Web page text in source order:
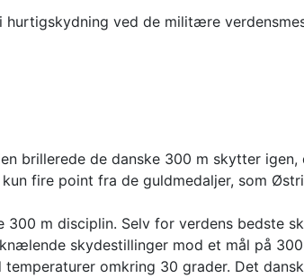
ved de militære
brillerede de danske 300 m skytter
fire point fra de guldmedaljer, som
300 m disciplin. Selv for verdens bedste
skydestillinger mod et mål på
omkring 30 grader. Det